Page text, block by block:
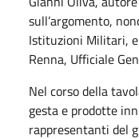
sull’argomento,
Istituzioni Militari,
Renna, Ufficiale
Nel corso della
gesta e prodotte
rappresentanti del